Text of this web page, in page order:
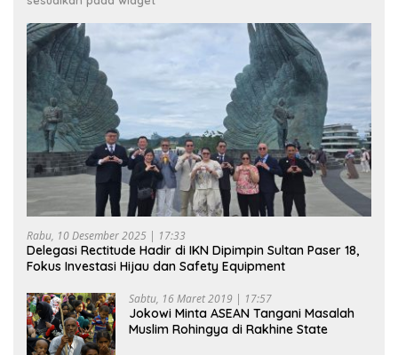
Rabu, 10 Desember 2025 | 17:33
Delegasi Rectitude Hadir di IKN Dipimpin Sultan Paser 18,
Fokus Investasi Hijau dan Safety Equipment
Sabtu, 16 Maret 2019 | 17:57
Jokowi Minta ASEAN Tangani Masalah
Muslim Rohingya di Rakhine State